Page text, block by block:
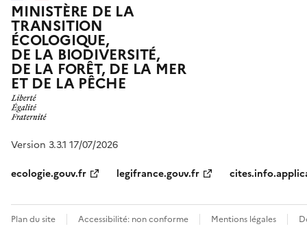
MINISTÈRE DE LA
TRANSITION
ÉCOLOGIQUE,
DE LA BIODIVERSITÉ,
DE LA FORÊT, DE LA MER
ET DE LA PÊCHE
Version 3.3.1 17/07/2026
ecologie.gouv.fr
legifrance.gouv.fr
Plan du site Accessibilité: non conforme Mentions légales